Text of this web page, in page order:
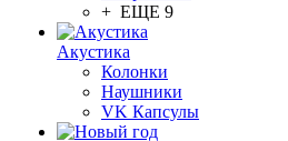
+ ЕЩЕ 9
Акустика
Колонки
Наушники
VK Капсулы